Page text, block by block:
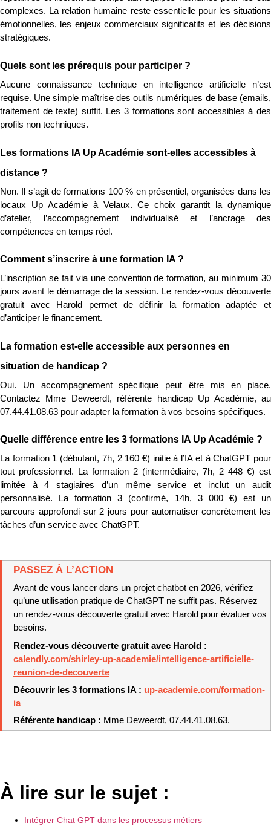
complexes. La relation humaine reste essentielle pour les situations
émotionnelles, les enjeux commerciaux significatifs et les décisions
stratégiques.
Quels sont les prérequis pour participer ?
Aucune connaissance technique en intelligence artificielle n’est
requise. Une simple maîtrise des outils numériques de base (emails,
traitement de texte) suffit. Les 3 formations sont accessibles à des
profils non techniques.
Les formations IA Up Académie sont-elles accessibles à
distance ?
Non. Il s’agit de formations 100 % en présentiel, organisées dans les
locaux Up Académie à Velaux. Ce choix garantit la dynamique
d’atelier, l’accompagnement individualisé et l’ancrage des
compétences en temps réel.
Comment s’inscrire à une formation IA ?
L’inscription se fait via une convention de formation, au minimum 30
jours avant le démarrage de la session. Le rendez-vous découverte
gratuit avec Harold permet de définir la formation adaptée et
d’anticiper le financement.
La formation est-elle accessible aux personnes en
situation de handicap ?
Oui. Un accompagnement spécifique peut être mis en place.
Contactez Mme Deweerdt, référente handicap Up Académie, au
07.44.41.08.63 pour adapter la formation à vos besoins spécifiques.
Quelle différence entre les 3 formations IA Up Académie ?
La formation 1 (débutant, 7h, 2 160 €) initie à l’IA et à ChatGPT pour
tout professionnel. La formation 2 (intermédiaire, 7h, 2 448 €) est
limitée à 4 stagiaires d’un même service et inclut un audit
personnalisé. La formation 3 (confirmé, 14h, 3 000 €) est un
parcours approfondi sur 2 jours pour automatiser concrètement les
tâches d’un service avec ChatGPT.
PASSEZ À L’ACTION
Avant de vous lancer dans un projet chatbot en 2026, vérifiez
qu’une utilisation pratique de ChatGPT ne suffit pas. Réservez
un rendez-vous découverte gratuit avec Harold pour évaluer vos
besoins.
calendly.com/shirley-up-academie/intelligence-artificielle-
reunion-de-decouverte
Découvrir les 3 formations IA : up-academie.com/formation-
ia
Référente handicap : Mme Deweerdt, 07.44.41.08.63.
À lire sur le sujet :
Intégrer Chat GPT dans les processus métiers